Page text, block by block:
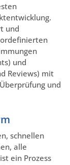
und
und
Reviews) mit
und
schnellen
alle
ein Prozess